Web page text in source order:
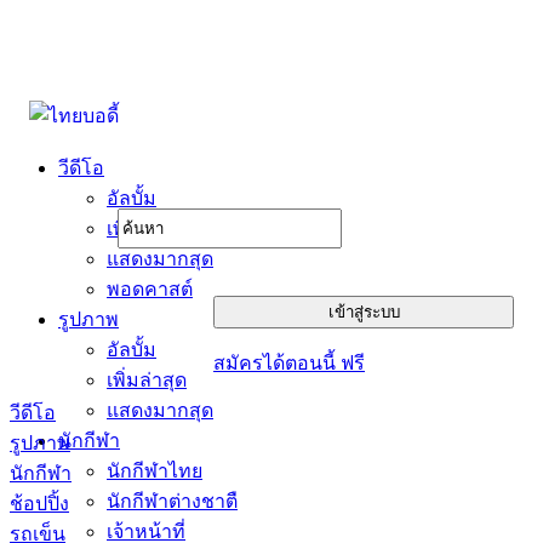
วีดีโอ
อัลบั้ม
เพิ่มล่าสุด
แสดงมากสุด
พอดคาสต์
รูปภาพ
อัลบั้ม
เพิ่มล่าสุด
แสดงมากสุด
นักกีฬา
นักกีฬาไทย
นักกีฬาต่างชาตื
เจ้าหน้าที่
สมัครได้ตอนนี้ ฟรี
วีดีโอ
รูปภาพ
นักกีฬา
ช้อปปิ้ง
รถเข็น